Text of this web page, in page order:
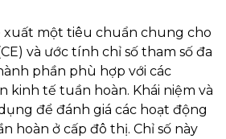
xuất một tiêu chuẩn chung cho
và ước tính chỉ số tham số đa
phần phù hợp với các
kinh tế tuần hoàn. Khái niệm và
để đánh giá các hoạt động
hoàn ở cấp đô thị. Chỉ số này